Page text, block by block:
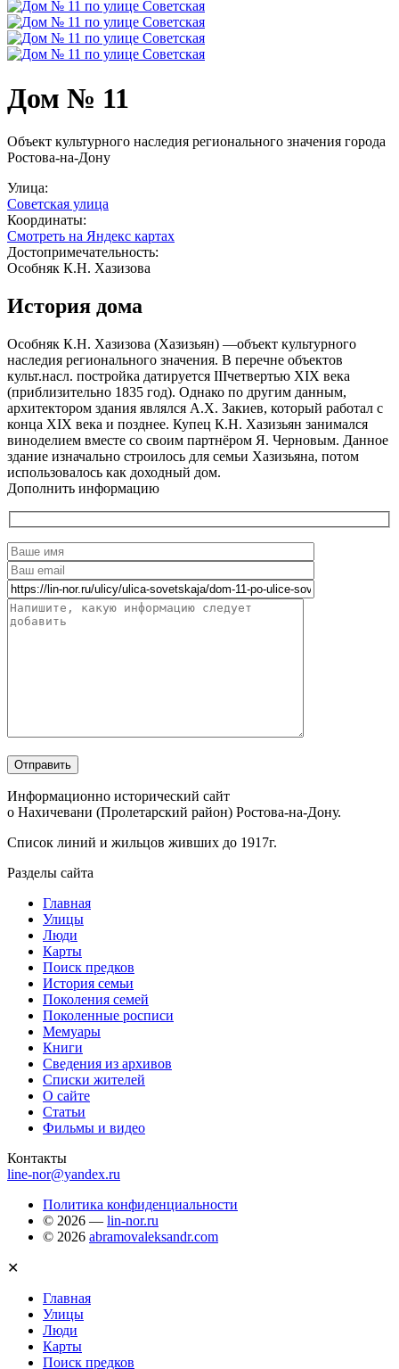
Дом № 11
Объект культурного наследия регионального значения города
Ростова-на-Дону
Улица:
Советская улица
Координаты:
Смотреть на Яндекс картах
Достопримечательность:
Особняк К.Н. Хазизова
История дома
Особняк К.Н. Хазизова (Хазизьян) —объект культурного
наследия регионального значения. В перечне объектов
культ.насл. постройка датируется IIIчетвертью XIX века
(приблизительно 1835 год). Однако по другим данным,
архитектором здания являлся А.Х. Закиев, который работал с
конца XIX века и позднее. Купец К.Н. Хазизьян занимался
виноделием вместе со своим партнёром Я. Черновым. Данное
здание изначально строилось для семьи Хазизьяна, потом
использовалось как доходный дом.
Дополнить информацию
Информационно исторический сайт
о Нахичевани (Пролетарский район) Ростова-на-Дону.
Список линий и жильцов живших до 1917г.
Разделы сайта
Главная
Улицы
Люди
Карты
Поиск предков
История семьи
Поколения семей
Поколенные росписи
Мемуары
Книги
Сведения из архивов
Списки жителей
О сайте
Статьи
Фильмы и видео
Контакты
line-nor@yandex.ru
Политика конфиденциальности
© 2026 — lin-nor.ru
© 2026 abramovaleksandr.com
✕
Главная
Улицы
Люди
Карты
Поиск предков